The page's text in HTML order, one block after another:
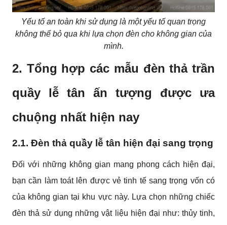
Yếu tố an toàn khi sử dụng là một yếu tố quan trọng
không thể bỏ qua khi lựa chọn đèn cho không gian của
mình.
2. Tổng hợp các mẫu đèn thả trần
quầy lễ tân ấn tượng được ưa
chuộng nhất hiện nay
2.1. Đèn thả quầy lễ tân hiện đại sang trọng
Đối với những không gian mang phong cách hiện đại,
bạn cần làm toát lên được vẻ tinh tế sang trọng vốn có
của không gian tại khu vực này. Lựa chọn những chiếc
đèn thả sử dụng những vật liệu hiện đại như: thủy tinh,